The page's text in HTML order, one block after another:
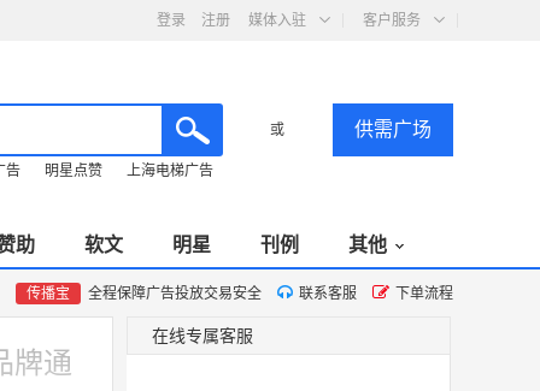
登录 注册 媒体入驻 客户服务
或 供需广场
告 明星点赞 上海电梯广告
助 软文 明星 刊例 其他
传播宝 全程保障广告投放交易安全 联系客服 下单流程
牌通
在线专属客服